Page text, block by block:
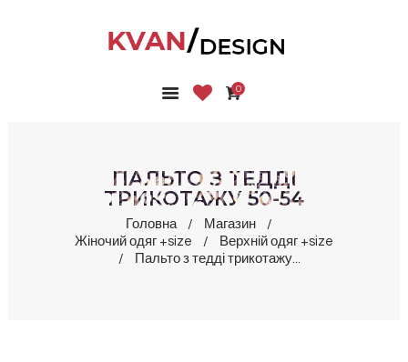
0
ПАЛЬТО З ТЕДДІ
ТРИКОТАЖУ 50-54
Головна
Магазин
Жіночий одяг +size
Верхній одяг +size
Пальто з тедді трикотажу...
ГОЛОВНА
ПРО НАС
БЛОГ
КОНТАКТИ